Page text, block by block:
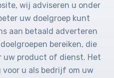
wij adviseren u onder
uw doelgroep kunt
aan betaald adverteren
bereiken, die
uw product of dienst. Het
voor u als bedrijf om uw